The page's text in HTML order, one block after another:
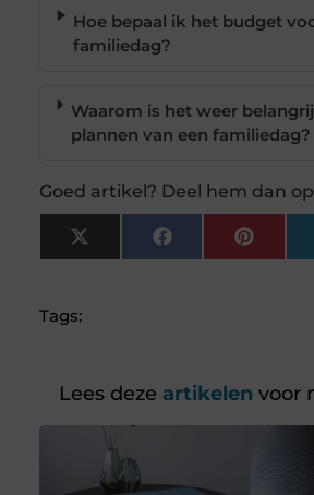
Hoe bepaal ik het budget
familiedag?
Waarom is het weer
plannen van een familiedag?
Goed artikel? Deel hem dan
X
(Twitter)
Facebook
Tags:
Lees deze artikelen voor